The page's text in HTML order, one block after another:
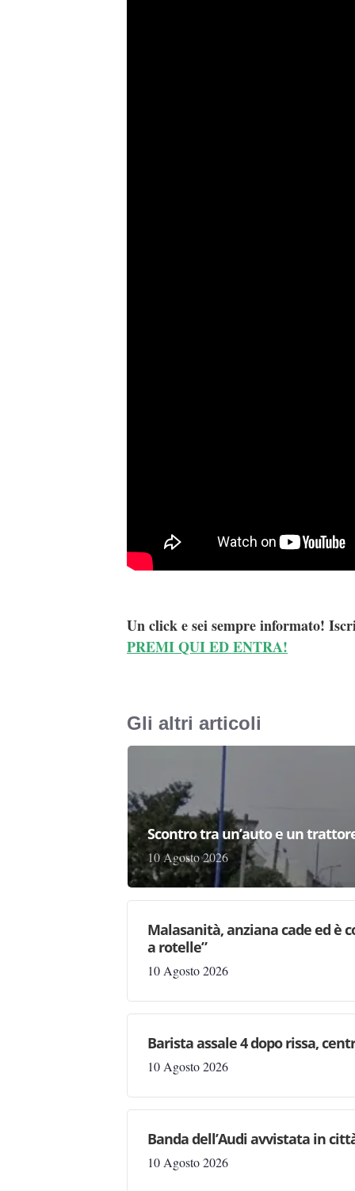
Un click e sei sempre informato!
PREMI QUI ED ENTRA!
Gli altri articoli
Scontro tra un’auto e un
10 Agosto 2026
Malasanità, anziana cade ed è
a rotelle”
10 Agosto 2026
Barista assale 4 dopo rissa,
10 Agosto 2026
Banda dell’Audi avvistata in
10 Agosto 2026